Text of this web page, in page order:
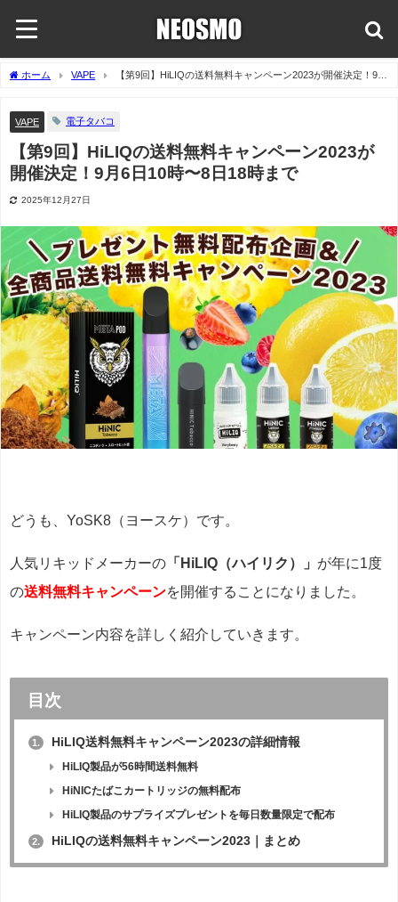
ホーム VAPE
【第9回】HiLIQの送料無料キャンペーン2023が開催決定！9月
VAPE 電子タバコ
【第9回】HiLIQの送料無料キャンペーン2023が
開催決定！9月6日10時〜8日18時まで
2025年12月27日
どうも、YoSK8（ヨースケ）です。
人気リキッドメーカーの 「HiLIQ（ハイリク）」 が年に1度
の送料無料キャンペーンを開催することになりました。
キャンペーン内容を詳しく紹介していきます。
目次
1. HiLIQ送料無料キャンペーン2023の詳細情報
HiLIQ製品が56時間送料無料
HiNICたばこカートリッジの無料配布
HiLIQ製品のサプライズプレゼントを毎日数量限定で配布
2. HiLIQの送料無料キャンペーン2023｜まとめ